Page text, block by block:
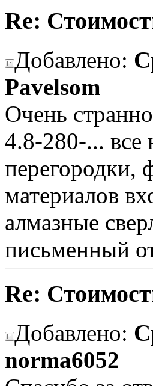
Re:
Добавлено:
Pavelsom
Очень
4.8-280-... все
перегородки,
материалов
алмазные
письменный
Re:
Добавлено:
norma6052